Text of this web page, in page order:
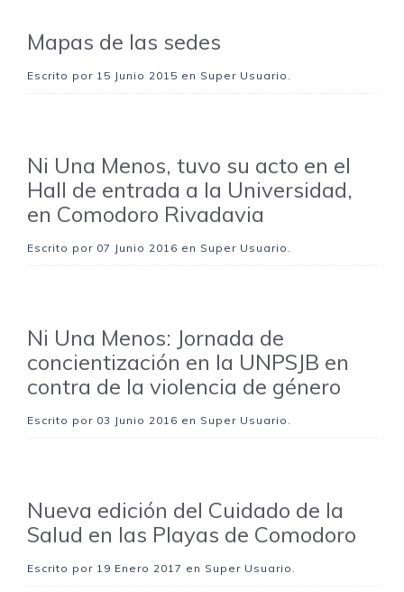
Mapas de las sedes
Escrito por 15 Junio 2015 en Super Usuario.
Ni Una Menos, tuvo su acto en el
Hall de entrada a la Universidad,
en Comodoro Rivadavia
Escrito por 07 Junio 2016 en Super Usuario.
Ni Una Menos: Jornada de
concientización en la UNPSJB en
contra de la violencia de género
Escrito por 03 Junio 2016 en Super Usuario.
Nueva edición del Cuidado de la
Salud en las Playas de Comodoro
Escrito por 19 Enero 2017 en Super Usuario.